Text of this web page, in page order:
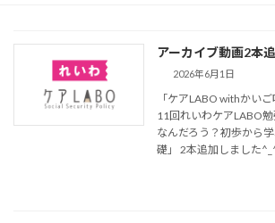
アーカイブ動画2本
2026年6月1日
「ケアLABO withかい
11回れいわケアLABO
なんだろう？初歩から
礎」 2本追加しました